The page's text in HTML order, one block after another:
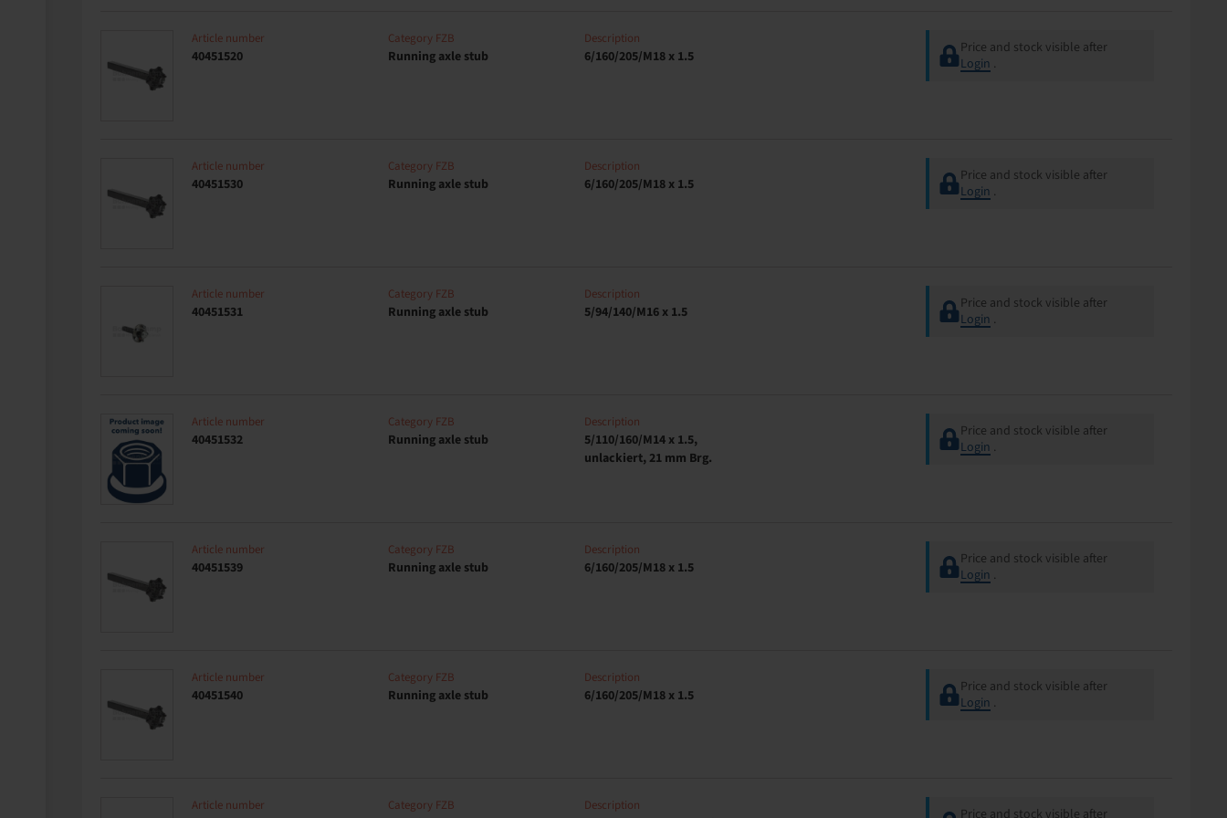
Article number
40451520
Category FZB
Running axle stub
Description
6/160/205/M18 x 1.5
Price and stock visible after
Login .
Article number
40451530
Category FZB
Running axle stub
Description
6/160/205/M18 x 1.5
Price and stock visible after
Login .
Article number
40451531
Category FZB
Running axle stub
Description
5/94/140/M16 x 1.5
Price and stock visible after
Login .
Article number
40451532
Category FZB
Running axle stub
Description
5/110/160/M14 x 1.5,
unlackiert, 21 mm Brg.
Price and stock visible after
Login .
Article number
40451539
Category FZB
Running axle stub
Description
6/160/205/M18 x 1.5
Price and stock visible after
Login .
Article number
40451540
Category FZB
Running axle stub
Description
6/160/205/M18 x 1.5
Price and stock visible after
Login .
Article number Category FZB Description Price and stock visible after